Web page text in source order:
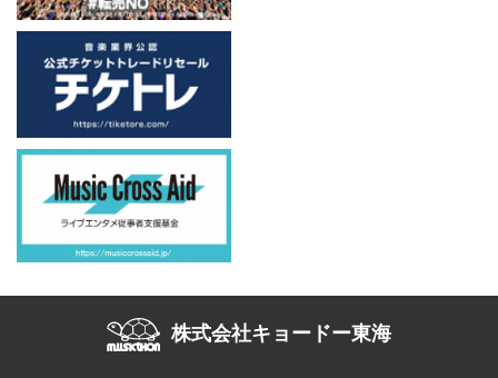
株式会社キョードー東海